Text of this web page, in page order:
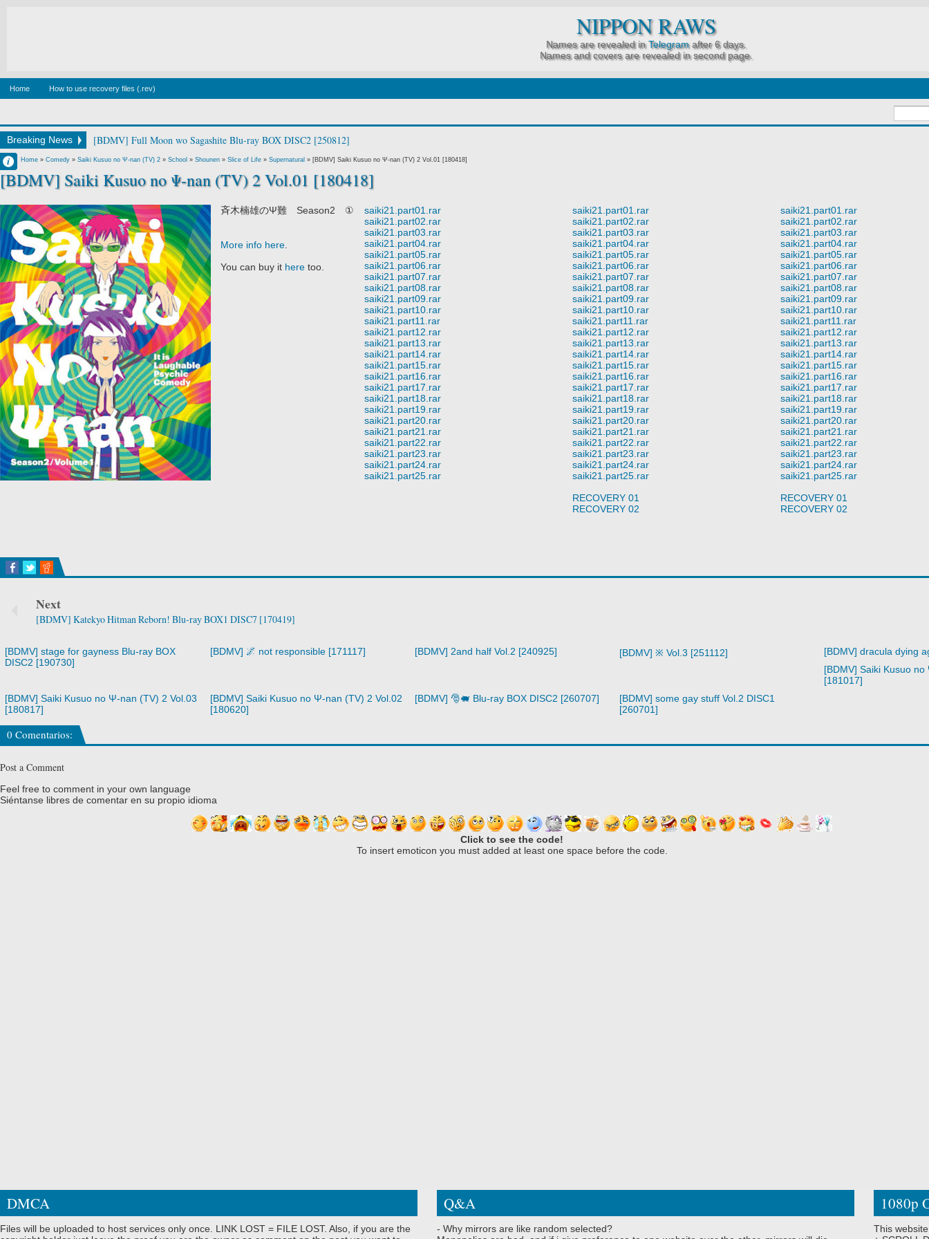
NIPPON RAWS
Names are revealed inTelegramafter 6 days.
Names and covers are revealed in second page.
Home How to use recovery files (.rev)
Breaking News [BDMV] Trapezium [250226]
Home » Comedy » Saiki Kusuo no Ψ-nan (TV) 2 » School » Shounen » Slice of Life » Supernatural » [BDMV] Saiki Kusuo no Ψ-nan (TV) 2 Vol.01 [180418]
[BDMV] Saiki Kusuo no Ψ-nan (TV) 2 Vol.01 [180418]
Francisco IV
11:57 PM
No Comment
斉木楠雄のΨ難 Season2 ①
More info here
You can buy it here too.
saiki21.part01.rar
saiki21.part02.rar
saiki21.part03.rar
saiki21.part04.rar
saiki21.part05.rar
saiki21.part06.rar
saiki21.part07.rar
saiki21.part08.rar
saiki21.part09.rar
saiki21.part10.rar
saiki21.part11.rar
saiki21.part12.rar
saiki21.part13.rar
saiki21.part14.rar
saiki21.part15.rar
saiki21.part16.rar
saiki21.part17.rar
saiki21.part18.rar
saiki21.part19.rar
saiki21.part20.rar
saiki21.part21.rar
saiki21.part22.rar
saiki21.part23.rar
saiki21.part24.rar
saiki21.part25.rar
saiki21.part01.rar
saiki21.part02.rar
saiki21.part03.rar
saiki21.part04.rar
saiki21.part05.rar
saiki21.part06.rar
saiki21.part07.rar
saiki21.part08.rar
saiki21.part09.rar
saiki21.part10.rar
saiki21.part11.rar
saiki21.part12.rar
saiki21.part13.rar
saiki21.part14.rar
saiki21.part15.rar
saiki21.part16.rar
saiki21.part17.rar
saiki21.part18.rar
saiki21.part19.rar
saiki21.part20.rar
saiki21.part21.rar
saiki21.part22.rar
saiki21.part23.rar
saiki21.part24.rar
saiki21.part25.rar
RECOVERY 01
RECOVERY 02
saiki21.part01.rar
saiki21.part02.rar
saiki21.part03.rar
saiki21.part04.rar
saiki21.part05.rar
saiki21.part06.rar
saiki21.part07.rar
saiki21.part08.rar
saiki21.part09.rar
saiki21.part10.rar
saiki21.part11.rar
saiki21.part12.rar
saiki21.part13.rar
saiki21.part14.rar
saiki21.part15.rar
saiki21.part16.rar
saiki21.part17.rar
saiki21.part18.rar
saiki21.part19.rar
saiki21.part20.rar
saiki21.part21.rar
saiki21.part22.rar
saiki21.part23.rar
saiki21.part24.rar
saiki21.part25.rar
RECOVERY 01
RECOVERY 02
Next
[BDMV] Katekyo Hitman Reborn! Blu-ray BOX1 DISC7 [170419]
[BDMV] stage for gayness Blu-ray BOX
DISC2 [190730]
[BDMV] 🌌 not responsible [171117] [BDMV] 2and half Vol.2 [240925] [BDMV] ※ Vol.3 [251112]
[BDMV] dracula dying
[BDMV] Saiki Kusuo
[181017]
[BDMV] Saiki Kusuo no Ψ-nan (TV) 2 Vol.03
[180817]
[BDMV] Saiki Kusuo no Ψ-nan (TV) 2 Vol.02
[180620]
[BDMV] 🎅🐖 Blu-ray BOX DISC2 [260707]
[BDMV] some gay stuff Vol.2 DISC1
[260701]
0 Comentarios:
Post a Comment
Feel free to comment in your own language
Siéntanse libres de comentar en su propio idioma
Click to see the code!
To insert emoticon you must added at least one space before the code.
DMCA
Files will be uploaded to host services only once. LINK LOST = FILE LOST. Also, if you are the
Q&A
- Why mirrors are like random selected?
1080p
This